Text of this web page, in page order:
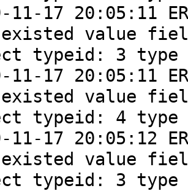
11-17 20:05:11
existed value
typeid: 3 type
11-17 20:05:11
existed value
typeid: 4 type
11-17 20:05:12
existed value
typeid: 3 type